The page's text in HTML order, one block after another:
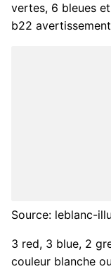
vertes, 6 bleues
b22
Source: leblanc-
3 red, 3 blue, 2
couleur blanche